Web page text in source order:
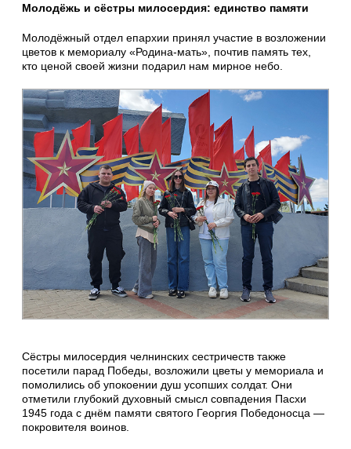
Молодёжь и сёстры милосердия: единство памяти
Молодёжный отдел епархии принял участие в возложении
цветов к мемориалу «Родина‑мать», почтив память тех,
кто ценой своей жизни подарил нам мирное небо.
Сёстры милосердия челнинских сестричеств также
посетили парад Победы, возложили цветы у мемориала и
помолились об упокоении душ усопших солдат. Они
отметили глубокий духовный смысл совпадения Пасхи
1945 года с днём памяти святого Георгия Победоносца —
покровителя воинов.